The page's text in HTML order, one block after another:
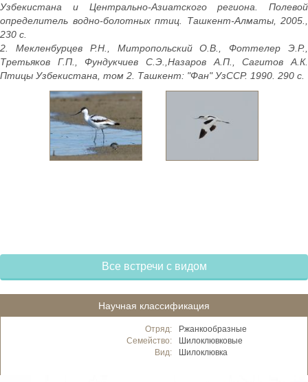
Узбекистана и Центрально-Азиатского региона. Полевой
определитель водно-болотных птиц. Ташкент-Алматы, 2005.,
230 с.
2. Мекленбурцев Р.Н., Митропольский О.В., Фоттелер Э.Р.,
Третьяков Г.П., Фундукчиев С.Э.,Назаров А.П., Сагитов А.К.
Птицы Узбекистана, том 2. Ташкент: "Фан" УзССР. 1990. 290 с.
Все встречи с видом
Научная классификация
Отряд:
Ржанкообразные
Семейство:
Шилоклювковые
Вид:
Шилоклювка